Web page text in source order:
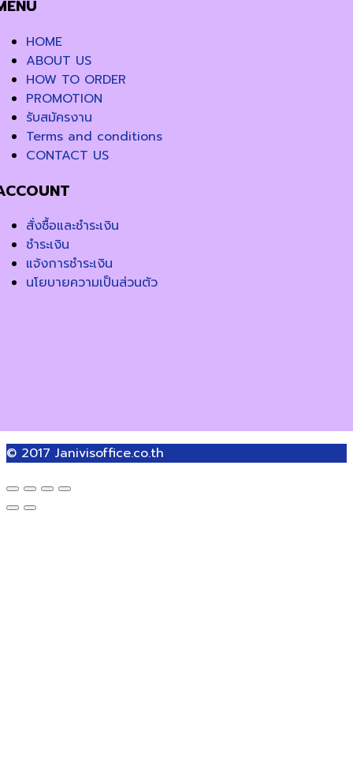
HOME
ABOUT US
HOW TO ORDER
PROMOTION
รับสมัครงาน
Terms and conditions
CONTACT US
สั่งซื้อและชำระเงิน
ชำระเงิน
แจ้งการชำระเงิน
นโยบายความเป็นส่วนตัว
© 2017 Janivisoffice.co.th